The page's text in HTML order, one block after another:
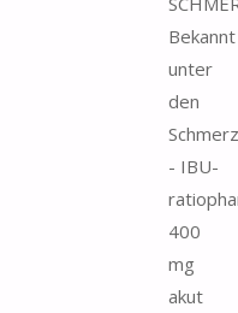
Bekannt
unter
den
- IBU-
400
mg
akut